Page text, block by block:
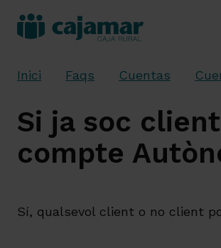
Inici Faqs Cuentas
Si ja soc
compte
Sí, qualsevol client o no client